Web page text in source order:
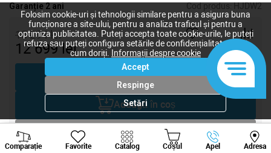
Garanție 2 ani Cod produs:HJDW2
15 294lei
12 699lei - +
Cumpără acum
Adaugă în coș
Negociază
Comparație Favorite Catalog Coșul Apel Adresa
Viber Whatsapp
Folosim cookie-uri și tehnologii similare pentru a asigura buna
funcționare a site-ului, pentru a analiza traficul și pentru a
optimiza publicitatea. Puteți accepta toate cookie-urile, le puteți
refuza sau puteți configura setările de confidențialitate după
cum doriți.
Informații despre cookie
Accept
Respinge
Setări